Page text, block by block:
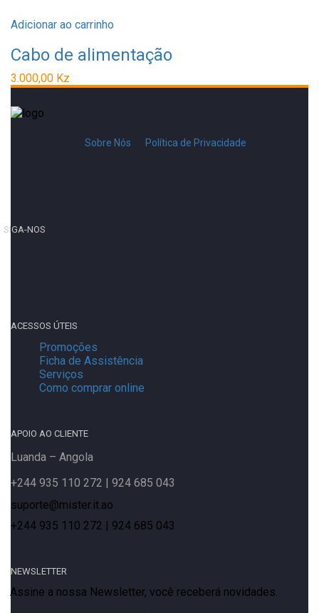
Adicionar ao carrinho
Cabo de alimentação
3.000,00 Kz
Sobre Nós Política de Privacidade
SIGA-NOS
ACESSOS ÚTEIS
Promoções
Ficha de Assistência
Serviços
Como comprar online
APOIO AO CLIENTE
Luanda – Angola
+244 935 110 272 | 924 685 043
suporte@mister.it.ao
+244 935 110 272 | 924 685 043
NEWSLETTER
Assine a nossa Newsletter, você receberá novidades.